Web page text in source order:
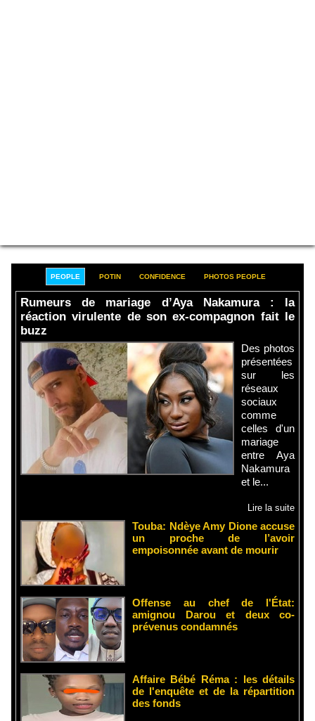
PEOPLE POTIN CONFIDENCE PHOTOS PEOPLE
Rumeurs de mariage d’Aya Nakamura : la
réaction virulente de son ex-compagnon fait le
buzz
Des photos
présentées
sur les
réseaux
sociaux
comme
celles d'un
mariage
entre Aya
Nakamura
et le...
Lire la suite
Touba: Ndèye Amy Dione accuse
un proche de l’avoir
empoisonnée avant de mourir
Offense au chef de l'État:
amignou Darou et deux co-
prévenus condamnés
Affaire Bébé Réma : les détails
de l'enquête et de la répartition
des fonds